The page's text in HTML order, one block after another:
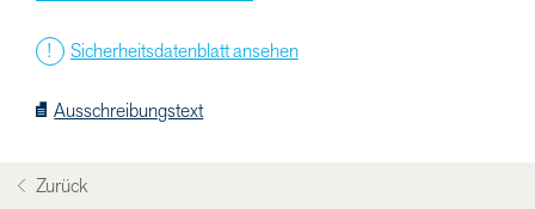
Sicherheitsdatenblatt ansehen
Ausschreibungstext
Zurück